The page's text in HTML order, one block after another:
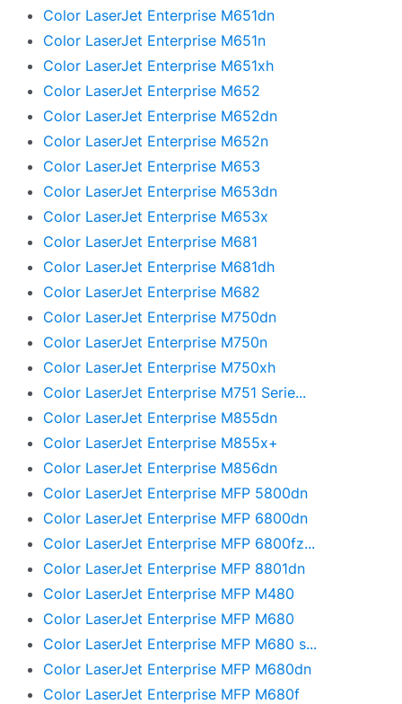
Color LaserJet Enterprise M651dn
Color LaserJet Enterprise M651n
Color LaserJet Enterprise M651xh
Color LaserJet Enterprise M652
Color LaserJet Enterprise M652dn
Color LaserJet Enterprise M652n
Color LaserJet Enterprise M653
Color LaserJet Enterprise M653dn
Color LaserJet Enterprise M653x
Color LaserJet Enterprise M681
Color LaserJet Enterprise M681dh
Color LaserJet Enterprise M682
Color LaserJet Enterprise M750dn
Color LaserJet Enterprise M750n
Color LaserJet Enterprise M750xh
Color LaserJet Enterprise M751 Serie...
Color LaserJet Enterprise M855dn
Color LaserJet Enterprise M855x+
Color LaserJet Enterprise M856dn
Color LaserJet Enterprise MFP 5800dn
Color LaserJet Enterprise MFP 6800dn
Color LaserJet Enterprise MFP 6800fz...
Color LaserJet Enterprise MFP 8801dn
Color LaserJet Enterprise MFP M480
Color LaserJet Enterprise MFP M680
Color LaserJet Enterprise MFP M680 s...
Color LaserJet Enterprise MFP M680dn
Color LaserJet Enterprise MFP M680f